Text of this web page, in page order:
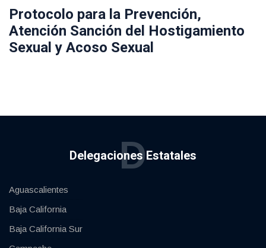
Protocolo para la Prevención,
Atención Sanción del Hostigamiento
Sexual y Acoso Sexual
Delegaciones Estatales
D
Aguascalientes
Baja California
Baja California Sur